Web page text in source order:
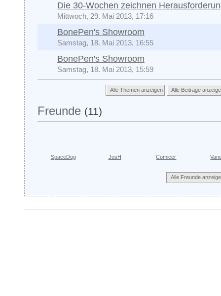
Die 30-Wochen zeichnen
Mittwoch, 29. Mai 2013, 17:16
BonePen's Showroom
Samstag, 18. Mai 2013, 16:55
BonePen's Showroom
Samstag, 18. Mai 2013, 15:59
Alle Beiträge
Alle Themen anzeigen
Freunde (11)
SpaceDog JosH Comicer
Alle Freunde